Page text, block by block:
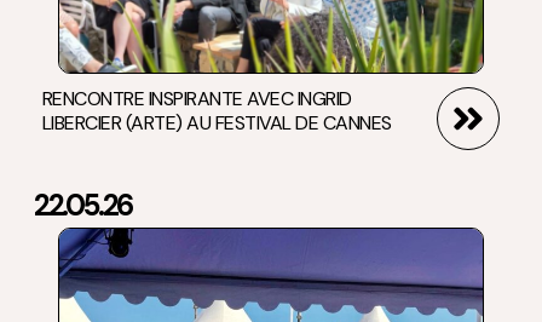
RENCONTRE INSPIRANTE AVEC INGRID
LIBERCIER (ARTE) AU FESTIVAL DE CANNES
22.05.26